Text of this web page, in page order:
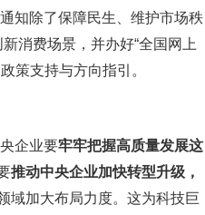
知除了保障民生、维护市场秩
消费场景，并办好“全国网上
策支持与方向指引。
企业要牢牢把握高质量发展这
推动中央企业加快转型升级，
域加大布局力度。这为科技巨